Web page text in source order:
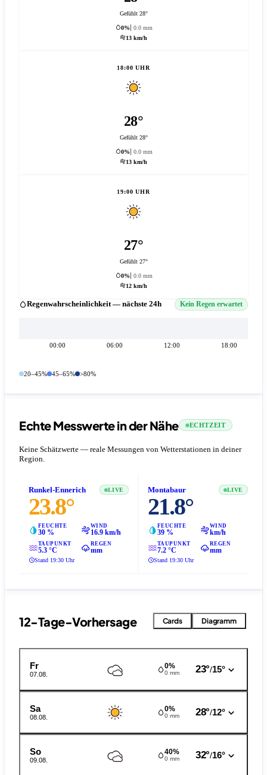
Gefühlt 28°
0%
0.0 mm
13 km/h
18:00 UHR
28°
Gefühlt 28°
0%
0.0 mm
13 km/h
19:00 UHR
27°
Gefühlt 27°
0%
0.0 mm
12 km/h
Regenwahrscheinlichkeit — nächste 24h Kein Regen erwartet
00:00 06:00 12:00 18:00
20–45% 45–65% >80%
Echte Messwerte in der Nähe ECHTZEIT
Keine Schätzwerte — reale Messungen von Wetterstationen in deiner
Region.
Runkel-Ennerich LIVE
23.8°
FEUCHTE
30 %
WIND
16.9 km/h
TAUPUNKT
5.3 °C
REGEN
mm
Stand 19:30 Uhr
Montabaur LIVE
21.8°
FEUCHTE
39 %
WIND
km/h
TAUPUNKT
7.2 °C
REGEN
mm
Stand 19:30 Uhr
12-Tage-Vorhersage Cards Diagramm
Fr
07.08.
0%
0 mm 23°/15°
Sa
08.08.
0%
0 mm 28°/12°
So
09.08.
40%
0 mm 32°/16°